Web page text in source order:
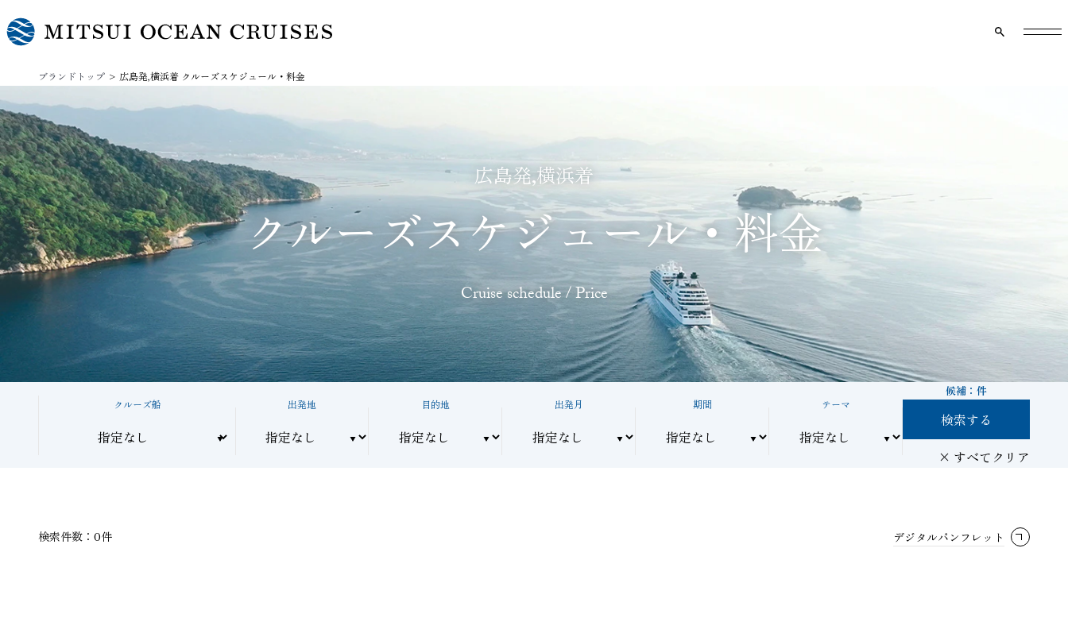
メニュー
ブランドトップ 広島発,横浜着 クルーズスケジュール・料金
広島発,横浜着
クルーズスケジュール・料金
Cruise schedule / Price
クルーズ船 出発地 目的地 出発月 期間 テーマ
候補： 件
検索する
すべてクリア
検索件数：0件 デジタルパンフレット